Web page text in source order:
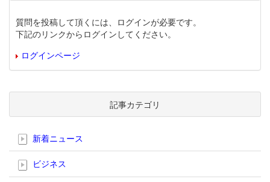
質問を投稿して頂くには、ログインが必要です。
下記のリンクからログインしてください。
ログインページ
記事カテゴリ
新着ニュース
ビジネス